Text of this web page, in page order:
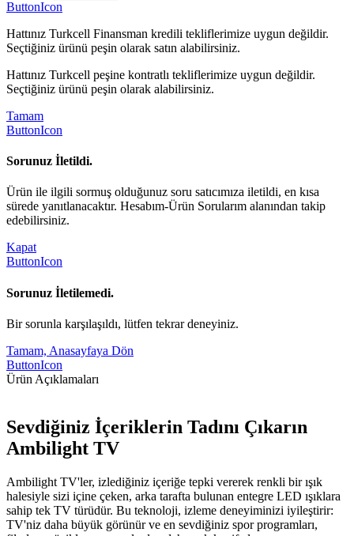
ButtonIcon
Hattınız Turkcell Finansman kredili tekliflerimize uygun değildir.
Seçtiğiniz ürünü peşin olarak satın alabilirsiniz.
Hattınız Turkcell peşine kontratlı tekliflerimize uygun değildir.
Seçtiğiniz ürünü peşin olarak alabilirsiniz.
Tamam
ButtonIcon
Sorunuz İletildi.
Ürün ile ilgili sormuş olduğunuz soru satıcımıza iletildi, en kısa
sürede yanıtlanacaktır. Hesabım-Ürün Sorularım alanından takip
edebilirsiniz.
Kapat
ButtonIcon
Sorunuz İletilemedi.
Bir sorunla karşılaşıldı, lütfen tekrar deneyiniz.
Tamam, Anasayfaya Dön
ButtonIcon
Ürün Açıklamaları
Sevdiğiniz İçeriklerin Tadını Çıkarın
Ambilight TV
Ambilight TV'ler, izlediğiniz içeriğe tepki vererek renkli bir ışık
halesiyle sizi içine çeken, arka tarafta bulunan entegre LED ışıklara
sahip tek TV türüdür. Bu teknoloji, izleme deneyiminizi iyileştirir:
TV'niz daha büyük görünür ve en sevdiğiniz spor programları,